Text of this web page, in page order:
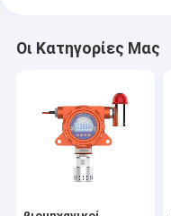
Οι Κατηγορίες Μας